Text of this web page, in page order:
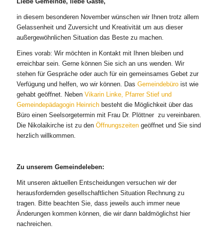
in diesem besonderen November wünschen wir Ihnen trotz allem
Gelassenheit und Zuversicht und Kreativität um aus dieser
außergewöhnlichen Situation das Beste zu machen.
Eines vorab: Wir möchten in Kontakt mit Ihnen bleiben und
erreichbar sein. Gerne können Sie sich an uns wenden. Wir
stehen für Gespräche oder auch für ein gemeinsames Gebet zur
Verfügung und helfen, wo wir können. Das Gemeindebüroist wie
gehabt geöffnet. Neben Vikarin Linke, Pfarrer Stief und
Gemeindepädagogin Heinrichbesteht die Möglichkeit über das
Büro einen Seelsorgetermin mit Frau Dr. Plöttner zu vereinbaren.
Die Nikolaikirche ist zu den Öffnungszeitengeöffnet und Sie sind
herzlich willkommen.
Zu unserem Gemeindeleben:
Mit unseren aktuellen Entscheidungen versuchen wir der
herausfordernden gesellschaftlichen Situation Rechnung zu
tragen. Bitte beachten Sie, dass jeweils auch immer neue
Änderungen kommen können, die wir dann baldmöglichst hier
nachreichen.